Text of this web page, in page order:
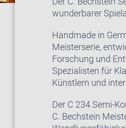
wunderbarer
Handmade in
Meisterserie,
Forschung und
Spezialisten für
Künstlern und
Der C 234 Semi-
C. Bechstein